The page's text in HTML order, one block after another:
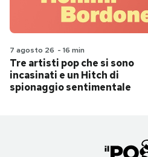
7 agosto 26 - 16 min
Tre artisti pop che si sono
incasinati e un Hitch di
spionaggio sentimentale